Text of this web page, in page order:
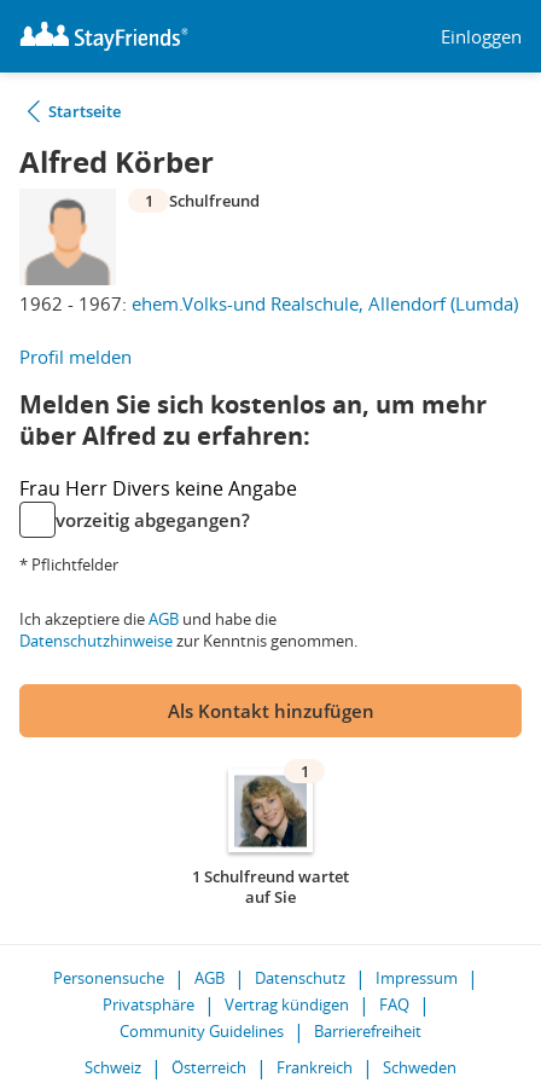
Einloggen
Startseite
Alfred Körber
1962 - 1967: ehem.Volks-und Realschule, Allendorf (Lumda)
1 Schulfreund
Profil melden
Melden Sie sich kostenlos an, um mehr
über Alfred zu erfahren:
Frau Herr Divers keine Angabe
vorzeitig abgegangen?
* Pflichtfelder
Ich akzeptiere dieAGB und habe die
Datenschutzhinweisezur Kenntnis genommen.
Als Kontakt hinzufügen
1
1 Schulfreund wartet
auf Sie
Personensuche AGB Datenschutz
Impressum
Privatsphäre
Vertrag kündigen
FAQ
Community Guidelines
Barrierefreiheit
Schweiz
Österreich Frankreich Schweden